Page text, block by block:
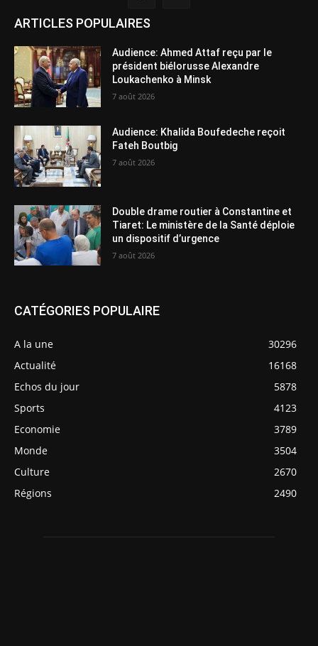
ARTICLES POPULAIRES
Audience: Ahmed Attaf reçu par le
président biélorusse Alexandre
Loukachenko à Minsk
7 août 2026
Audience: Khalida Boufedeche reçoit
Fateh Boutbig
7 août 2026
Double drame routier à Constantine et
Tiaret: Le ministère de la Santé déploie
un dispositif d’urgence
7 août 2026
CATÉGORIES POPULAIRE
A la une
30296
Actualité
16168
Echos du jour
5878
Sports
4123
Economie
3789
Monde
3504
Culture
2670
Régions
2490